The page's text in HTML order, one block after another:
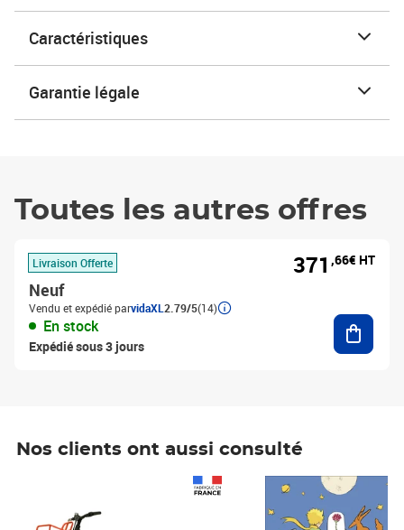
Caractéristiques
Garantie légale
Toutes les autres offres
Livraison Offerte
Neuf
Vendu et expédié parvidaXL 2.79/5(14)
En stock
Expédié sous 3 jours
371 ,66€ HT
Nos clients ont aussi consulté
Prix 6,25€ HT